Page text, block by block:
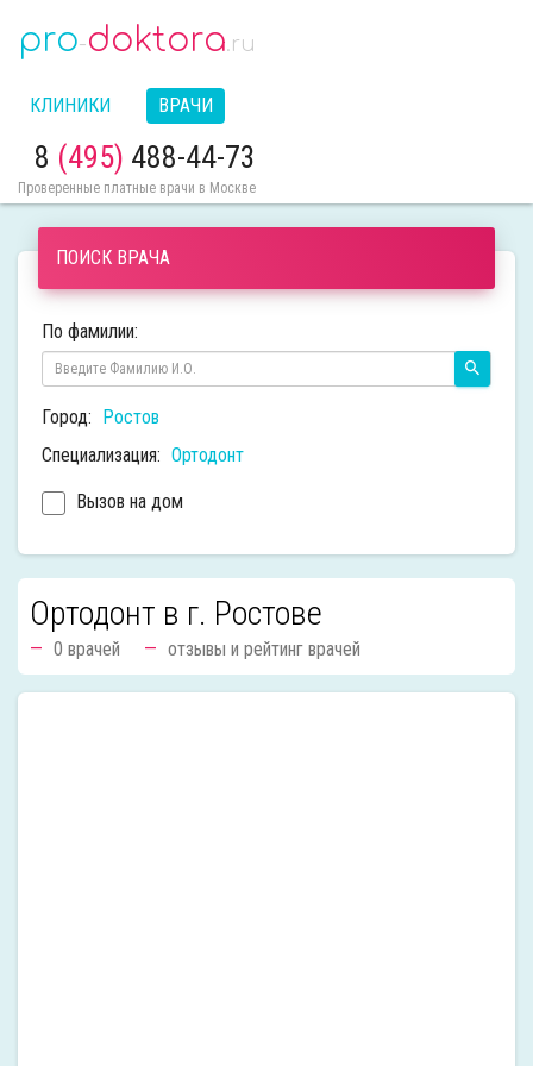
pro-doktora.ru
КЛИНИКИ ВРАЧИ
8 (495) 488-44-73
Проверенные платные врачи в Москве
ПОИСК ВРАЧА
По фамилии:
Город: Ростов
Специализация: Ортодонт
Вызов на дом
Ортодонт в г. Ростове
0 врачей отзывы и рейтинг врачей